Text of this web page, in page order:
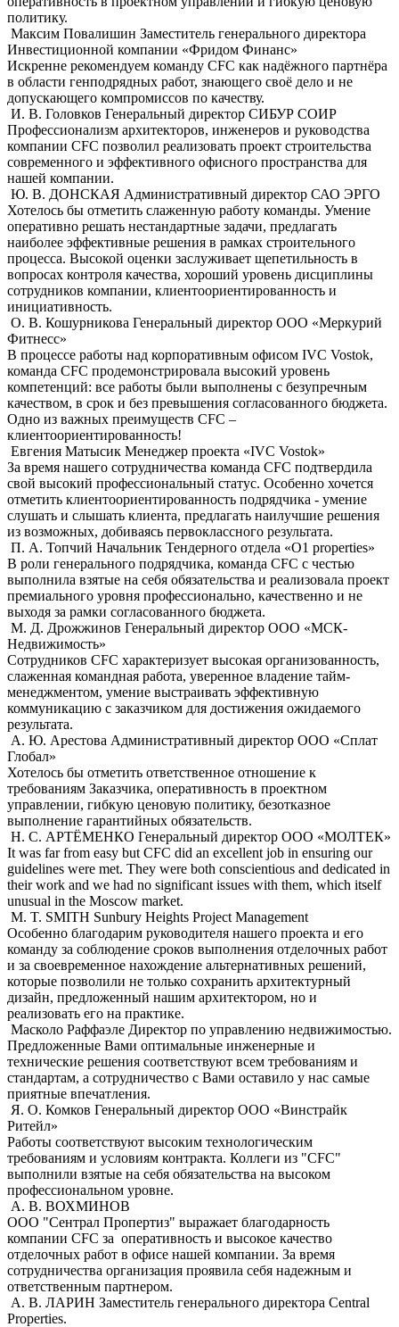
политику.
Максим Повалишин Заместитель генерального директора
Инвестиционной компании «Фридом Финанс»
Искренне рекомендуем команду CFC как надёжного партнёра
в области генподрядных работ, знающего своё дело и не
допускающего компромиссов по качеству.
И. В. Головков Генеральный директор СИБУР СОИР
Профессионализм архитекторов, инженеров и руководства
компании CFC позволил реализовать проект строительства
современного и эффективного офисного пространства для
нашей компании.
Ю. В. ДОНСКАЯ Административный директор САО ЭРГО
Хотелось бы отметить слaженную работу команды. Умение
оперативно решать нестандартные задачи, предлагать
наиболее эффективные решения в рамках строительного
процесса. Высокой оценки заслуживает щепетильность в
вопросах контроля качества, хороший уровень дисциплины
сотрудников компании, клиентоориентированность и
инициативность.
О. В. Кошурникова Генеральный директор ООО «Меркурий
Фитнесс»
В процессе работы над корпоративным офисом IVC Vostok,
команда СFС продемонстрировала высокий уровень
компетенций: все работы были выполнены с безупречным
качеством, в срок и без превышения согласованного бюджета.
Одно из важных преимуществ СFС –
клиентоориентированность!
Евгения Матысик Менеджер проекта «IVC Vostok»
За время нашего сотрудничества команда CFC подтвердила
свой высокий профессиональный статус. Особенно хочется
отметить клиентоориентированность подрядчика - умение
слушать и слышать клиента, предлагать наилучшие решения
из возможных, добиваясь первоклассного результата.
П. А. Топчий Начальник Тендерного отдела «О1 properties»
В роли генерального подрядчика, команда CFC с честью
выполнила взятые на себя обязательства и реализовала проект
премиального уровня профессионально, качественно и не
выходя за рамки согласованного бюджета.
М. Д. Дрожжинов Генеральный директор ООО «МСК-
Недвижимость»
Сотрудников CFC характеризует высокая организованность,
слаженная командная работа, уверенное владение тайм-
менеджментом, умение выстраивать эффективную
коммуникацию с заказчиком для достижения ожидаемого
результата.
А. Ю. Арестова Административный директор ООО «Сплат
Глобал»
Хотелось бы отметить ответственное отношение к
требованиям Заказчика, оперативность в проектном
управлении, гибкую ценовую политику, безотказное
выполнение гарантийных обязательств.
Н. С. АРТЁМЕНКО Генеральный директор ООО «МОЛТЕК»
It was far from easy but CFC did an excellent job in ensuring our
guidelines were met. They were both conscientious and dedicated in
their work and we had no significant issues with them, which itself
unusual in the Moscow market.
M. T. SMITH Sunbury Heights Project Management
Особенно благодарим руководителя нашего проекта и его
команду за соблюдение сроков выполнения отделочных работ
и за своевременное нахождение альтернативных решений,
которые позволили не только сохранить архитектурный
дизайн, предложенный нашим архитектором, но и
реализовать его на практике.
Масколо Раффаэле Директор по управлению недвижимостью.
Предложенные Вами оптимальные инженерные и
технические решения соответствуют всем требованиям и
стандартам, а сотрудничество с Вами оставило у нас самые
приятные впечатления.
Я. О. Комков Генеральный директор ООО «Винстрайк
Ритейл»
Работы соответствуют высоким технологическим
требованиям и условиям контракта. Коллеги из "CFC"
выполнили взятые на себя обязательства на высоком
профессиональном уровне.
А. В. ВОХМИНОВ
ООО "Сентрал Пропертиз" выражает благодарность
компании CFC за оперативность и высокое качество
отделочных работ в офисе нашей компании. За время
сотрудничества организация проявила себя надежным и
ответственным партнером.
А. В. ЛАРИН Заместитель генерального директора Central
Properties.